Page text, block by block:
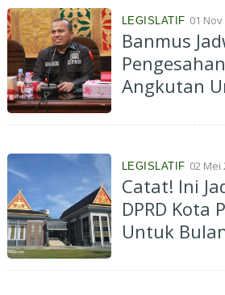
LEGISLATIF 01 Nov
Banmus
Angkutan
LEGISLATIF 02 Mei
Catat! Ini
DPRD Kota
Untuk
Bimtek